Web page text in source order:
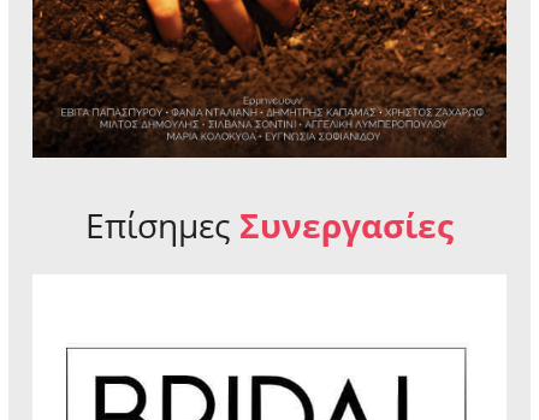
Επίσημες Συνεργασίες